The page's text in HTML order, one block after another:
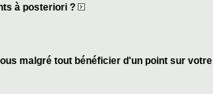
à posteriori ?
malgré tout bénéficier d'un point sur votre